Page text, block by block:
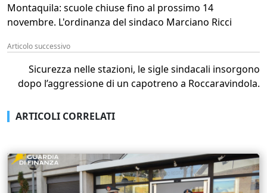
Montaquila: scuole chiuse fino al prossimo 14
novembre. L'ordinanza del sindaco Marciano Ricci
Articolo successivo
Sicurezza nelle stazioni, le sigle sindacali insorgono
dopo l’aggressione di un capotreno a Roccaravindola.
ARTICOLI CORRELATI